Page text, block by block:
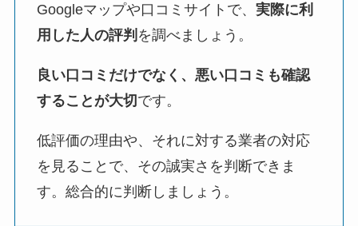
Googleマップや口コミサイトで、 実際に利
用した人の評判 を調べましょう。
良い口コミだけでなく、悪い口コミも確認
することが大切です。
低評価の理由や、それに対する業者の対応
を見ることで、その誠実さを判断できま
す。総合的に判断しましょう。